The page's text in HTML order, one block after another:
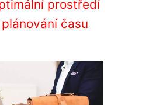
prostředí
času